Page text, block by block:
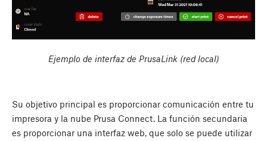
Ejemplo de interfaz de PrusaLink (red local)
Su objetivo principal es proporcionar comunicación entre tu
impresora y la nube Prusa Connect. La función secundaria
es proporcionar una interfaz web, que solo se puede utilizar